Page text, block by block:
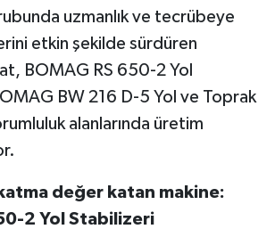
uzmanlık ve tecrübeye
etkin şekilde sürdüren
BOMAG RS 650-2 Yol
BW 216 D-5 Yol ve Toprak
alanlarında üretim
katma değer katan makine:
2 Yol Stabilizeri